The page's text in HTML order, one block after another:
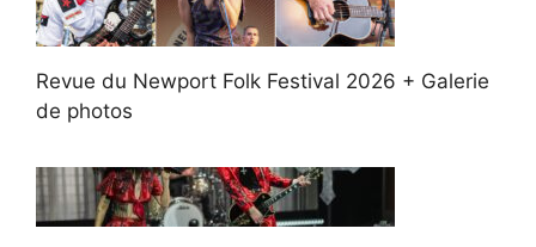
Revue du Newport Folk Festival 2026 + Galerie
de photos